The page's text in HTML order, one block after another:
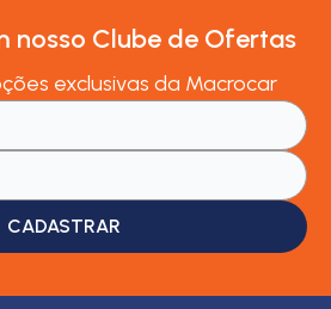
nosso Clube de Ofertas
exclusivas da Macrocar
CADASTRAR